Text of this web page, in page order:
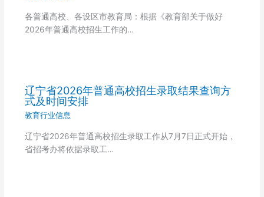
各普通高校、各设区市教育局：根据《教育部关于做好
2026年普通高校招生工作的…
辽宁省2026年普通高校招生录取结果查询方
式及时间安排
教育行业信息
辽宁省2026年普通高校招生录取工作从7月7日正式开始，
省招考办将依据录取工…